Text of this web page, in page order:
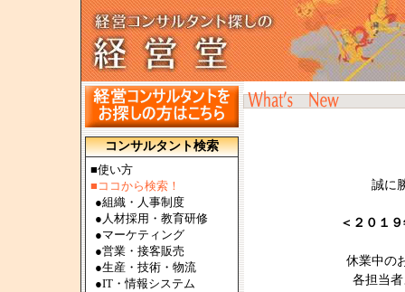
コンサルタント検索
■使い方
■ココから検索！
●組織・人事制度
● 人材採用・教育研修
●マーケティング
●営業・接客販売
●生産・技術・物流
●IT・情報システム
誠に
＜２０１
休業中の
各担当